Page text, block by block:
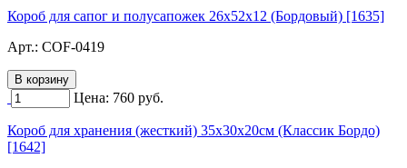
Короб для сапог и полусапожек 26х52х12 (Бордовый) [1635]
Арт.: COF-0419
Цена: 760 руб.
Короб для хранения (жесткий) 35х30х20см (Классик Бордо)
[1642]